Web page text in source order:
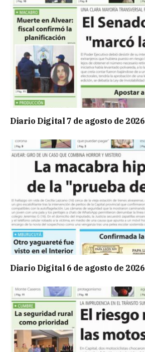
Diario Digital 7 de agosto de 2026
Diario Digital 6 de agosto de 2026